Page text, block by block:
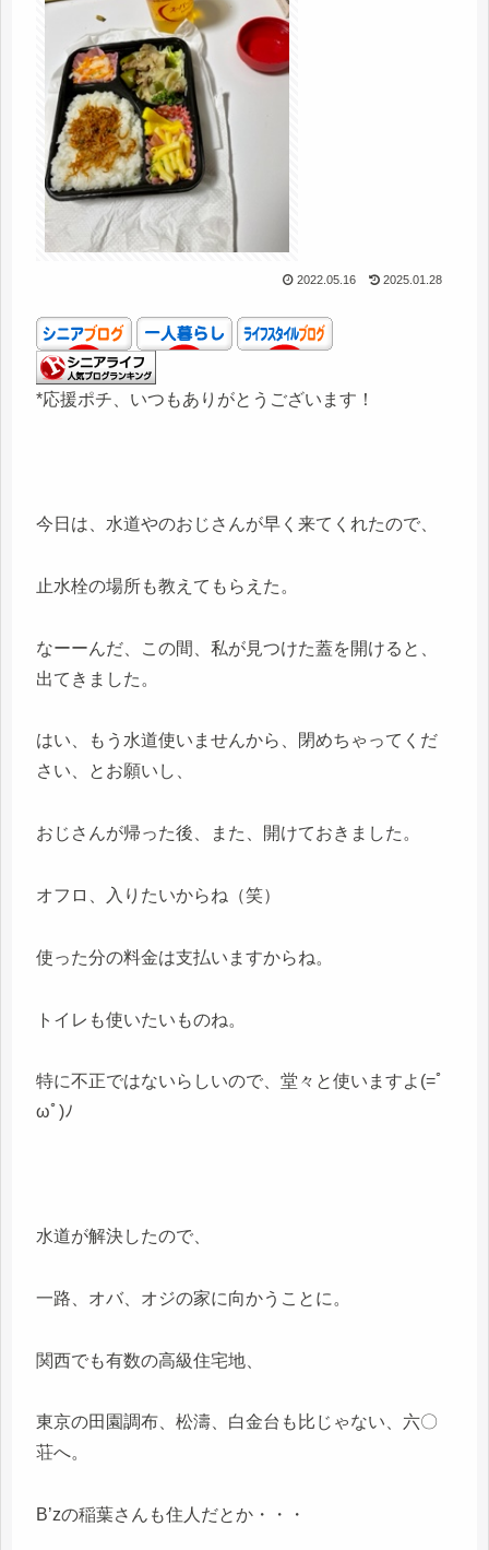
2022.05.16 2025.01.28
*応援ポチ、いつもありがとうございます！
今日は、水道やのおじさんが早く来てくれたので、
止水栓の場所も教えてもらえた。
なーーんだ、この間、私が見つけた蓋を開けると、
出てきました。
はい、もう水道使いませんから、閉めちゃってくだ
さい、とお願いし、
おじさんが帰った後、また、開けておきました。
オフロ、入りたいからね（笑）
使った分の料金は支払いますからね。
トイレも使いたいものね。
特に不正ではないらしいので、堂々と使いますよ(=ﾟ
ωﾟ)ﾉ
水道が解決したので、
一路、オバ、オジの家に向かうことに。
関西でも有数の高級住宅地、
東京の田園調布、松濤、白金台も比じゃない、六〇
荘へ。
B’zの稲葉さんも住人だとか・・・